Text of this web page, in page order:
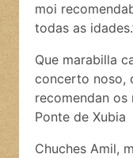
moi
todas as
Que marabilla
concerto noso,
recomendan os
Ponte de Xubia
Chuches Amil,